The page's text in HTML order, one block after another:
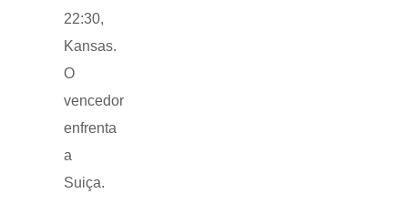
22:30,
Kansas.
O
vencedor
enfrenta
a
Suiça.